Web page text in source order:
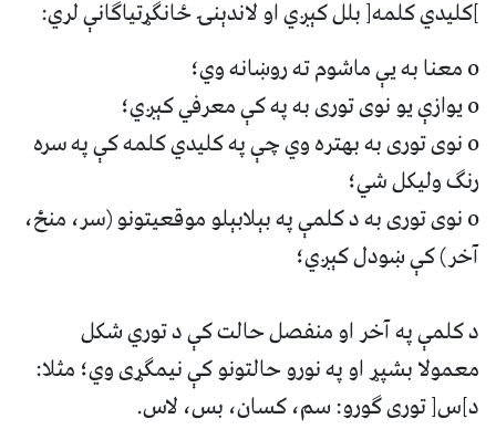
]کليدي کلمه[ بلل کېږي او لاندېنۍ ځانګړتياګانې لري:
o معنا به يې ماشوم ته روښانه وي؛
o يوازې يو نوی توری به په کې معرفي کېږي؛
o نوی توری به بهتره وي چې په کليدي کلمه کې په سره
رنګ وليکل شي؛
o نوی توری به د کلمې په بېلابېلو موقعيتونو (سر، منځ،
آخر) کې ښودل کېږي؛
د کلمې په آخر او منفصل حالت کې د توري شکل
معمولا بشپړ او په نورو حالتونو کې نيمګړی وي؛ مثلا:
د]س[ توری ګورو: سم، کسان، بس، لاس.